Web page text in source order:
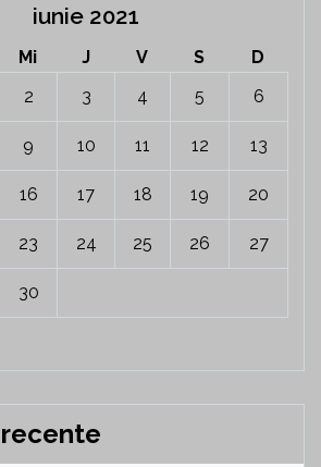
iunie 2021
Mi J V S
D
2 3 4 5 6
9 10 11 12 13
16 17 18 19 20
23 24 25 26 27
30